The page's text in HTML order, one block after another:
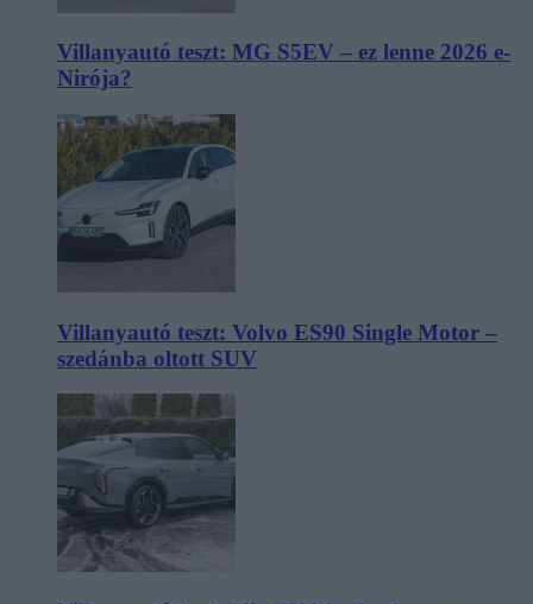
Villanyautó teszt: MG S5EV – ez lenne 2026 e-
Nirója?
Villanyautó teszt: Volvo ES90 Single Motor –
szedánba oltott SUV